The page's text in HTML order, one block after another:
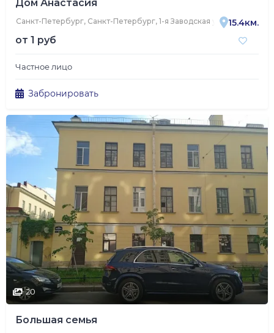
Дом Анастасия
Санкт-Петербург, Санкт-Петербург, 1-я Заводская улица, 14, корп.
15.4км.
от 1 руб
Частное лицо
Забронировать
20
Большая семья